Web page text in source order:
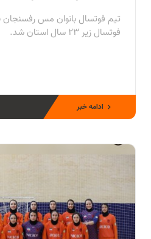
تیم فوتسال بانوان مس رفسنجان
فوتسال زیر ۲۳ سال استان شد.
ادامه خبر